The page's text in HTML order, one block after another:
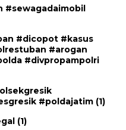
#sewagadaimobil
#dicopot #kasus
#arogan
#divpropampolri
#poldajatim (1)
(1)